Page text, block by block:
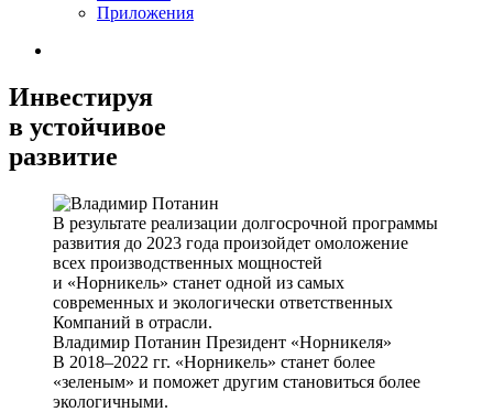
Приложения
Инвестируя
в устойчивое
развитие
В результате реализации долгосрочной программы
развития до 2023 года произойдет омоложение
всех производственных мощностей
и «Норникель» станет одной из самых
современных и экологически ответственных
Компаний в отрасли.
Владимир Потанин Президент «Норникеля»
В 2018–2022 гг. «Норникель» станет более
«зеленым» и поможет другим становиться более
экологичными.